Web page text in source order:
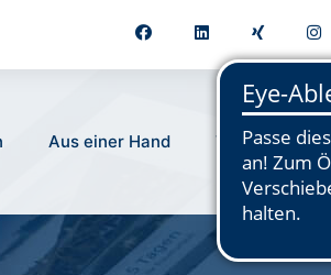
Aus einer Hand Tutorials